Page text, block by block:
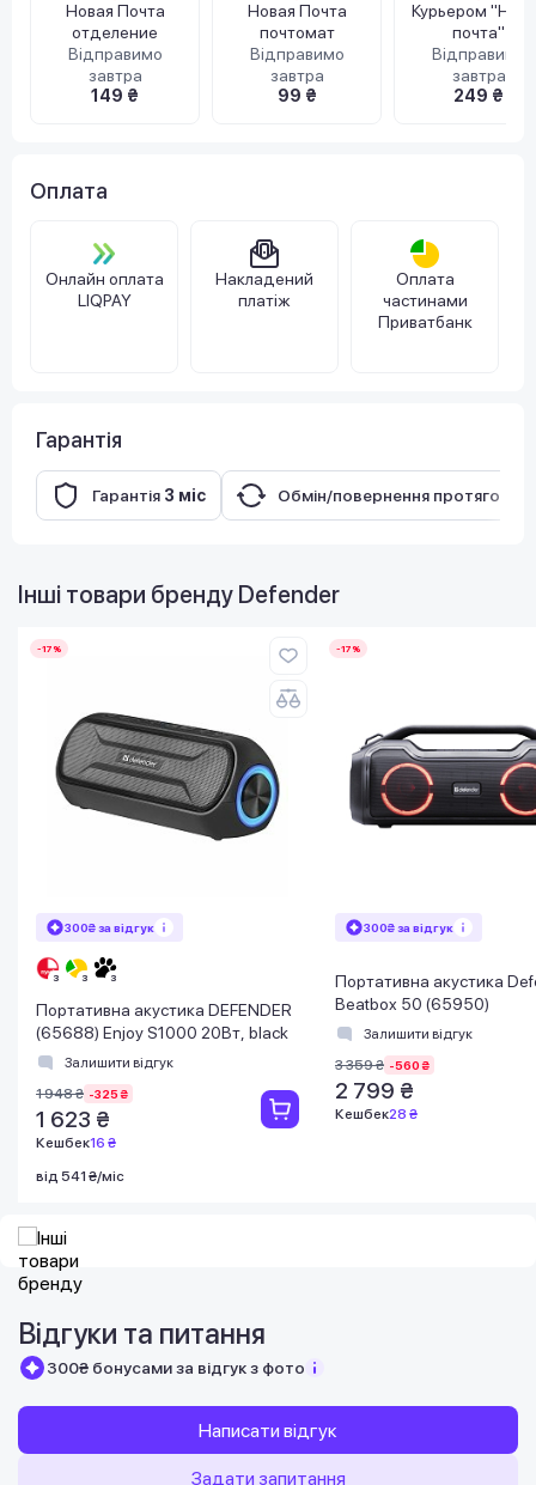
Новая Почта
отделение
Відправимо
завтра
149 ₴
Новая Почта
почтомат
Відправимо
завтра
99 ₴
Курьером
почта"
Відправимо
завтра
249 ₴
Оплата
Онлайн оплата
LIQPAY
Накладений
платіж
Оплата
частинами
Приватбанк
Гарантія
Гарантія 3 міс Обмін/повернення протягом
Інші товари бренду Defender
-17%
300₴ за відгук
Портативна акустика DEFENDER
(65688) Enjoy S1000 20Вт, black
Залишити відгук
1 948 ₴ -325 ₴
1 623 ₴
Кешбек16 ₴
від 541 ₴/міс
-17%
300₴ за відгук
Портативна акустика
Beatbox 50 (65950)
Залишити відгук
3 359 ₴ -560 ₴
2 799 ₴
Кешбек28 ₴
Відгуки та питання
300₴ бонусами за відгук з фото
Написати відгук
Задати запитання